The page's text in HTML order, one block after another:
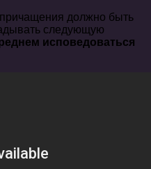
должно быть
следующую
исповедоваться